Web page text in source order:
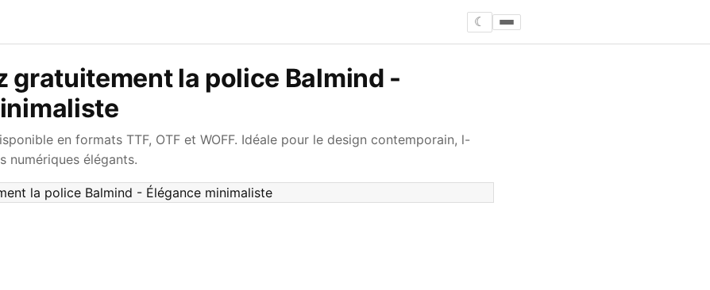
☾
gratuitement la police Balmind -
en formats TTF, OTF et WOFF. Idéale pour le design contemporain, l-
numériques élégants.